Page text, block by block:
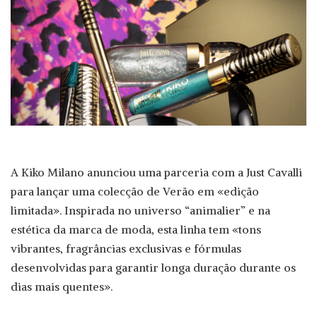
A Kiko Milano anunciou uma parceria com a Just Cavalli
para lançar uma colecção de Verão em «edição
limitada». Inspirada no universo “animalier” e na
estética da marca de moda, esta linha tem «tons
vibrantes, fragrâncias exclusivas e fórmulas
desenvolvidas para garantir longa duração durante os
dias mais quentes».